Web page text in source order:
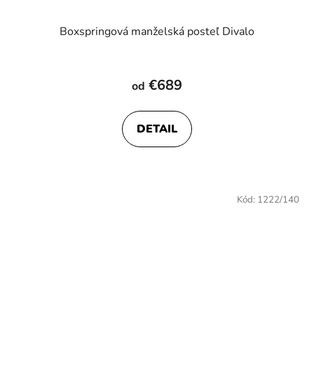
Boxspringová manželská posteľ Divalo
od €689
DETAIL
Kód: 1222/140